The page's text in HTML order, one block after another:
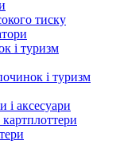
тиску
і туризм
і туризм
і аксесуари